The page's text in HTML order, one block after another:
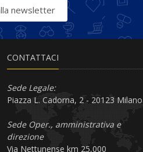
newsletter
CONTATTACI
Sede Legale:
Piazza L. Cadorna, 2 - 20123 Milano
Sede Oper., amministrativa e
direzione
Via Nettunense km 25,000